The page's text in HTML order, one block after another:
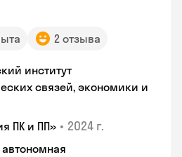
2 отзыва
институт
связей, экономики и
ПК и ПП» • 2024 г.